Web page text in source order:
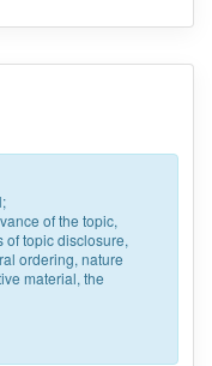
of the topic,
of topic disclosure,
ordering, nature
material, the